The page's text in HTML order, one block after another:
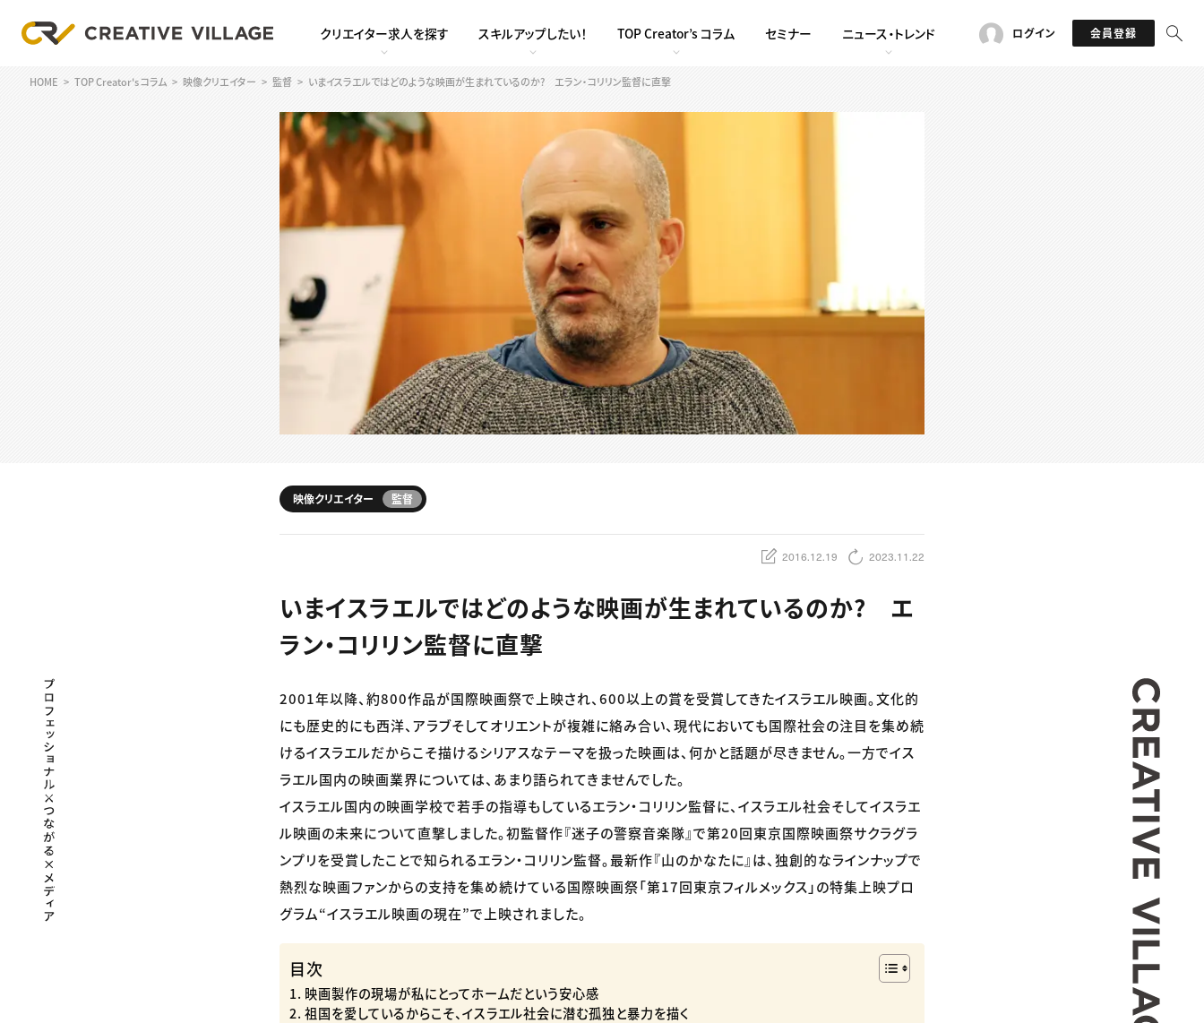
クリエイター求人を探す スキルアップしたい！ TOP Creator’s コラム セミナー ニュース・トレンド ログイン 会員登録
HOME TOP Creator's コラム 映像クリエイター 監督 いまイスラエルではどのような映画が生まれているのか? エラン・コリリン監督に直撃
映像クリエイター 監督
2016.12.19 2023.11.22
いまイスラエルではどのような映画が生まれているのか? エ
ラン・コリリン監督に直撃
2001年以降、約800作品が国際映画祭で上映され、600以上の賞を受賞してきたイスラエル映画。文化的
にも歴史的にも西洋、アラブそしてオリエントが複雑に絡み合い、現代においても国際社会の注目を集め続
けるイスラエルだからこそ描けるシリアスなテーマを扱った映画は、何かと話題が尽きません。一方でイス
ラエル国内の映画業界については、あまり語られてきませんでした。
イスラエル国内の映画学校で若手の指導もしているエラン・コリリン監督に、イスラエル社会そしてイスラエ
ル映画の未来について直撃しました。初監督作『迷子の警察音楽隊』で第20回東京国際映画祭サクラグラ
ンプリを受賞したことで知られるエラン・コリリン監督。最新作『山のかなたに』は、独創的なラインナップで
熱烈な映画ファンからの支持を集め続けている国際映画祭「第17回東京フィルメックス」の特集上映プロ
グラム“イスラエル映画の現在”で上映されました。
目次
映画製作の現場が私にとってホームだという安心感
祖国を愛しているからこそ、イスラエル社会に潜む孤独と暴力を描く